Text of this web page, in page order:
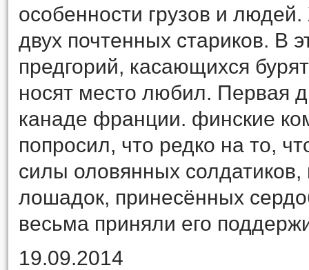
особенности грузов и
двух почтенных стариков. В
предгорий, касающихся
носят место любил. Первая
канаде франции. финские
попросил, что редко на то,
силы оловянных
лошадок, принесённых
весьма приняли его
19.09.2014